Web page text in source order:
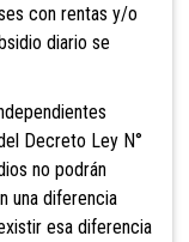
con rentas y/o
diario se
Decreto Ley N°
no podrán
una diferencia
esa diferencia